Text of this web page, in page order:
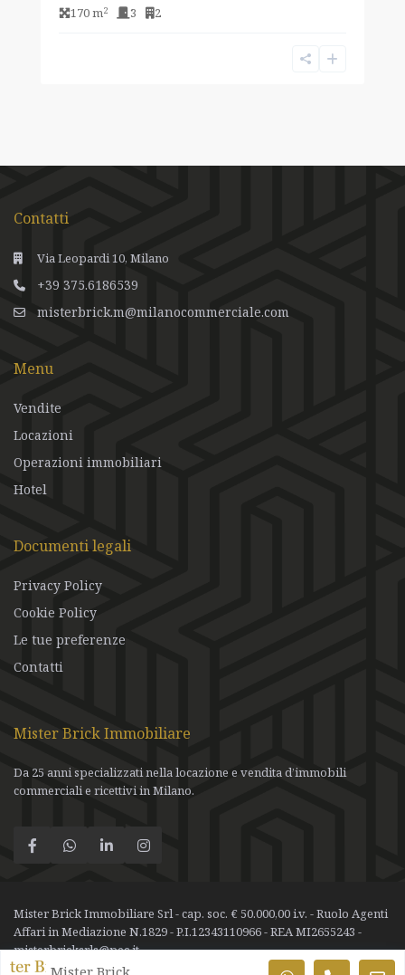
170 m2 3 2
Contatti
Via Leopardi 10, Milano
+39 375.6186539
misterbrick.m@milanocommerciale.com
Menu
Vendite
Locazioni
Operazioni immobiliari
Hotel
Documenti legali
Privacy Policy
Cookie Policy
Le tue preferenze
Contatti
Mister Brick Immobiliare
Da 25 anni specializzati nella locazione e vendita d’immobili
commerciali e ricettivi in Milano.
Mister Brick Immobiliare Srl - cap. soc. € 50.000,00 i.v. - Ruolo Agenti
Affari in Mediazione N.1829 - P.I.12343110966 - REA MI2655243 -
misterbricksrls@pec.it
Mister Brick